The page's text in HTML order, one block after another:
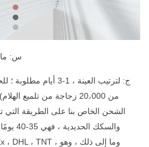
س: ما
ج: لترتيب العينة ، 1-
الشحن الخاص بنا على الطريقة التي